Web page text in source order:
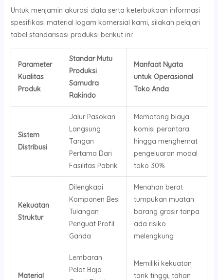
Untuk menjamin akurasi data serta keterbukaan informasi
spesifikasi material logam komersial kami, silakan pelajari
tabel standarisasi produksi berikut ini:
Parameter
Kualitas
Produk
Standar Mutu
Produksi
Samudra
Rakindo
Manfaat Nyata
untuk Operasional
Toko Anda
Sistem
Distribusi
Jalur Pasokan
Langsung
Tangan
Pertama Dari
Fasilitas Pabrik
Memotong biaya
komisi perantara
hingga menghemat
pengeluaran modal
toko 30%
Kekuatan
Struktur
Dilengkapi
Komponen Besi
Tulangan
Penguat Profil
Ganda
Menahan berat
tumpukan muatan
barang grosir tanpa
ada risiko
melengkung
Material
Lembaran
Pelat Baja
Memiliki kekuatan
tarik tinggi, tahan